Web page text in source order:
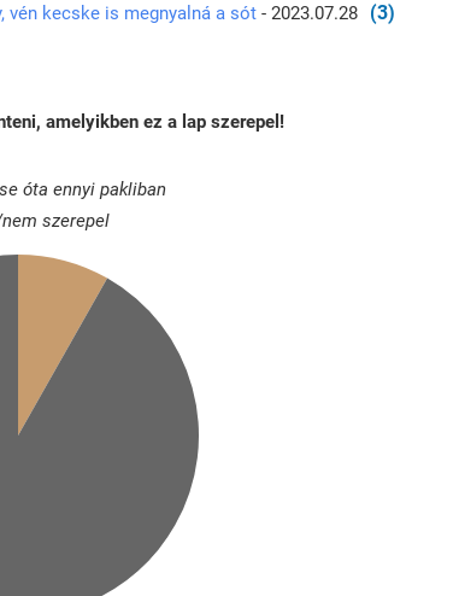
vén kecske is megnyalná a sót - 2023.07.28 (3)
amelyikben ez a lap szerepel!
óta ennyi pakliban
szerepel